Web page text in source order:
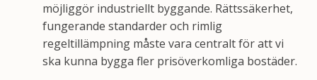
möjliggör industriellt byggande. Rättssäkerhet,
fungerande standarder och rimlig
regeltillämpning måste vara centralt för att vi
ska kunna bygga fler prisöverkomliga bostäder.